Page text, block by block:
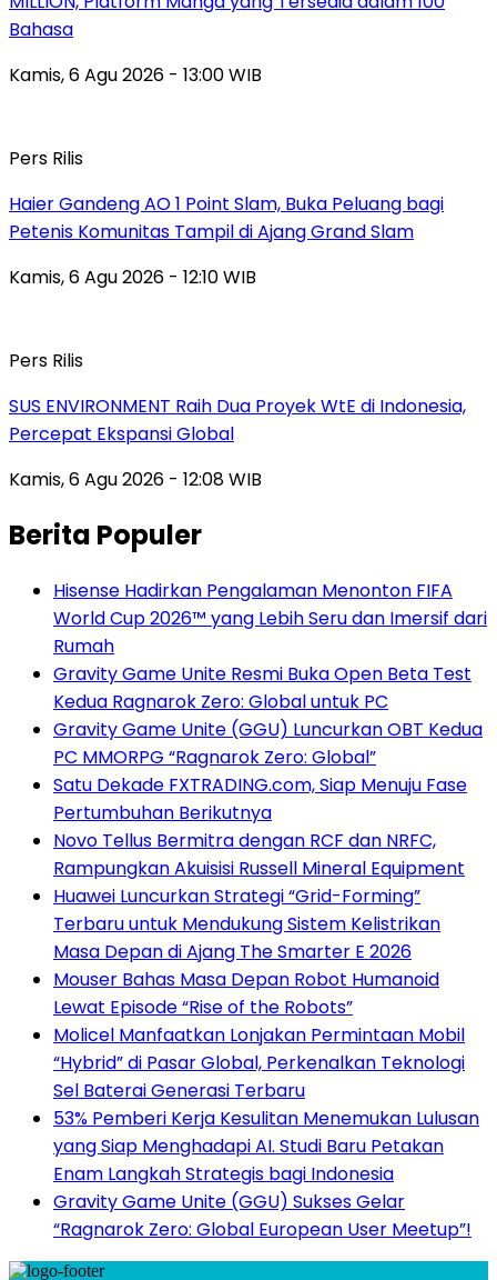
Bahasa
Kamis, 6 Agu 2026 - 13:00 WIB
Pers Rilis
Haier Gandeng AO 1 Point Slam, Buka Peluang bagi
Petenis Komunitas Tampil di Ajang Grand Slam
Kamis, 6 Agu 2026 - 12:10 WIB
Pers Rilis
SUS ENVIRONMENT Raih Dua Proyek WtE di Indonesia,
Percepat Ekspansi Global
Kamis, 6 Agu 2026 - 12:08 WIB
Berita Populer
Hisense Hadirkan Pengalaman Menonton FIFA
World Cup 2026™ yang Lebih Seru dan Imersif dari
Rumah
Gravity Game Unite Resmi Buka Open Beta Test
Kedua Ragnarok Zero: Global untuk PC
Gravity Game Unite (GGU) Luncurkan OBT Kedua
PC MMORPG “Ragnarok Zero: Global”
Satu Dekade FXTRADING.com, Siap Menuju Fase
Pertumbuhan Berikutnya
Novo Tellus Bermitra dengan RCF dan NRFC,
Rampungkan Akuisisi Russell Mineral Equipment
Huawei Luncurkan Strategi “Grid-Forming”
Terbaru untuk Mendukung Sistem Kelistrikan
Masa Depan di Ajang The Smarter E 2026
Mouser Bahas Masa Depan Robot Humanoid
Lewat Episode “Rise of the Robots”
Molicel Manfaatkan Lonjakan Permintaan Mobil
“Hybrid” di Pasar Global, Perkenalkan Teknologi
Sel Baterai Generasi Terbaru
53% Pemberi Kerja Kesulitan Menemukan Lulusan
yang Siap Menghadapi AI. Studi Baru Petakan
Enam Langkah Strategis bagi Indonesia
Gravity Game Unite (GGU) Sukses Gelar
“Ragnarok Zero: Global European User Meetup”!